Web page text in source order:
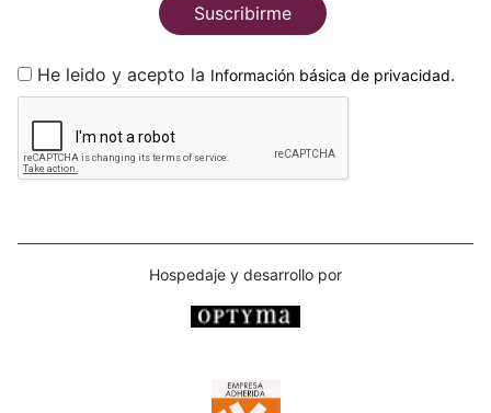
Suscribirme
He leido y acepto la Información básica de privacidad.
Hospedaje y desarrollo por